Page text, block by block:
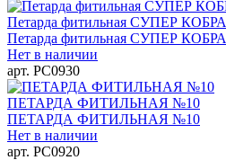
Петарда фитильная СУПЕР КОБРА
Петарда фитильная СУПЕР КОБРА
Нет в наличии
арт. РС0930
ПЕТАРДА ФИТИЛЬНАЯ №10
ПЕТАРДА ФИТИЛЬНАЯ №10
Нет в наличии
арт. РС0920